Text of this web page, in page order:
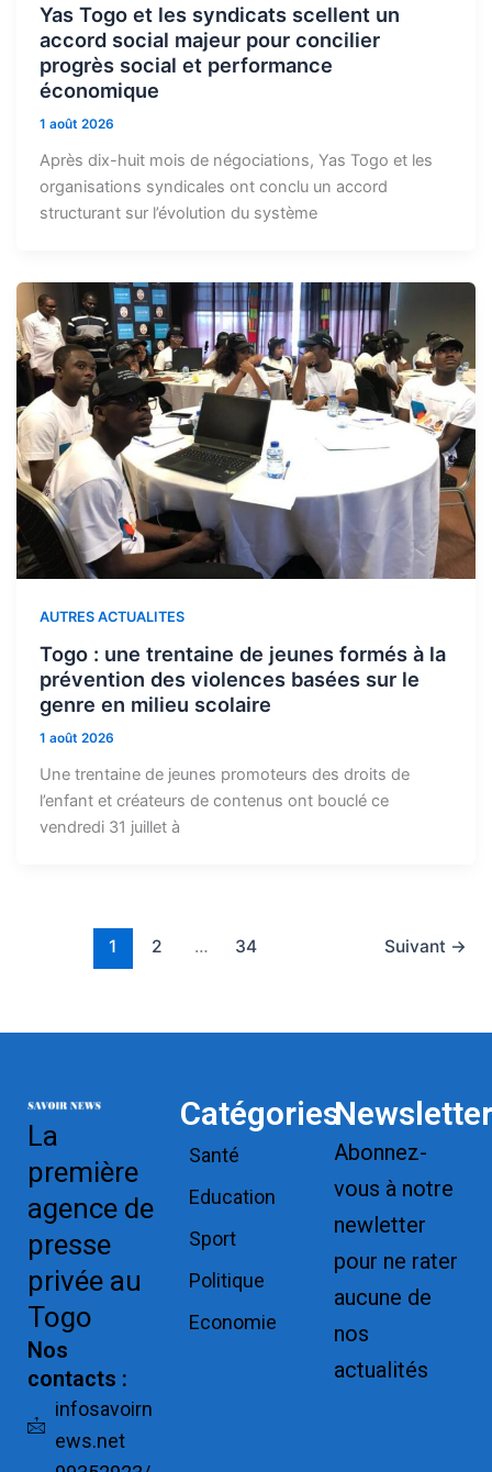
Yas Togo et les syndicats scellent un
accord social majeur pour concilier
progrès social et performance
économique
1 août 2026
Après dix-huit mois de négociations, Yas Togo et les
organisations syndicales ont conclu un accord
structurant sur l’évolution du système
AUTRES ACTUALITES
Togo : une trentaine de jeunes formés à la
prévention des violences basées sur le
genre en milieu scolaire
1 août 2026
Une trentaine de jeunes promoteurs des droits de
l’enfant et créateurs de contenus ont bouclé ce
vendredi 31 juillet à
1 2 … 34 Suivant →
La
première
agence de
presse
privée au
Togo
Nos
contacts :
infosavoirn
ews.net
Catégories
Santé
Education
Sport
Politique
Economie
Newsletter
Abonnez-
vous à notre
newletter
pour ne rater
aucune de
nos
actualités